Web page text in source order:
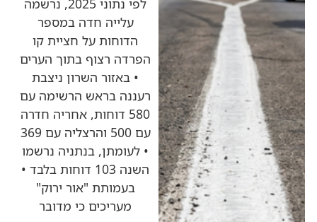
לפי נתוני 2025, נרשמה
עלייה חדה במספר
הדוחות על חציית קו
הפרדה רצוף בתוך הערים
• באזור השרון ניצבת
רעננה בראש הרשימה עם
580 דוחות, אחריה חדרה
עם 500 והרצליה עם 369
• לעומתן, בנתניה נרשמו
השנה 103 דוחות בלבד •
בעמותת "אור ירוק"
מעריכים כי מדובר